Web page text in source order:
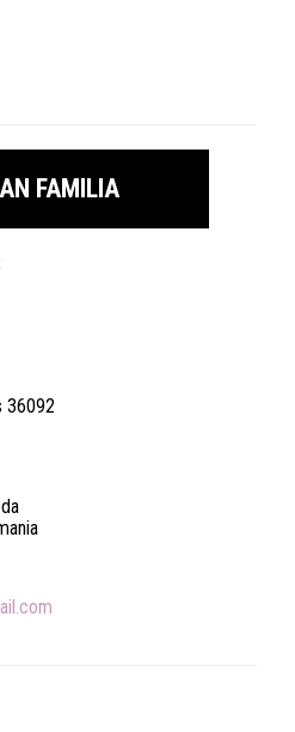
FAMILIA
36092